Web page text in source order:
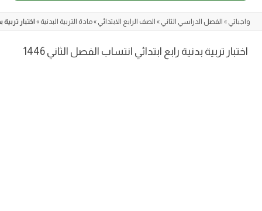
واجباتي » الفصل الدراسي الثاني » الصف الرابع الابتدائي »مادة التربية البدنية » اختبار تربية
اختبار تربية بدنية رابع ابتدائي انتساب الفصل الثاني 1446